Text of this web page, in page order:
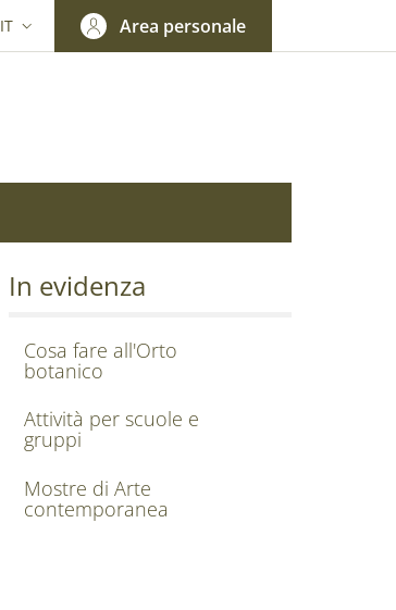
SELETTORE LINGUA: CURRENT LANGUAGE
IT Area personale
In evidenza
Cosa fare all'Orto
botanico
Attività per scuole e
gruppi
Mostre di Arte
contemporanea